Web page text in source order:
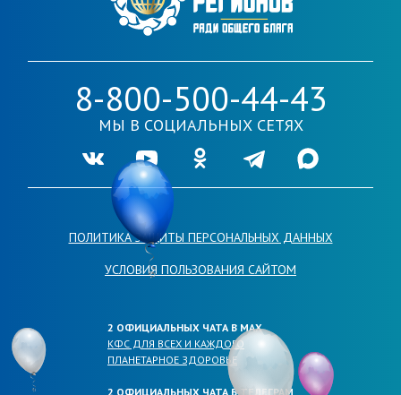
8-800-500-44-43
МЫ В СОЦИАЛЬНЫХ СЕТЯХ
Ссылка на нашу группу во VKontakte
Ссылка на наш канал в Youtube
Ссылка на нашу группу в
Ссылка на наш канал в
Ссылка на наш
ПОЛИТИКА ЗАЩИТЫ ПЕРСОНАЛЬНЫХ ДАННЫХ
УСЛОВИЯ ПОЛЬЗОВАНИЯ САЙТОМ
2 ОФИЦИАЛЬНЫХ ЧАТА В МАХ
КФС ДЛЯ ВСЕХ И КАЖДОГО
ПЛАНЕТАРНОЕ ЗДОРОВЬЕ
2 ОФИЦИАЛЬНЫХ ЧАТА В ТЕЛЕГРАМ